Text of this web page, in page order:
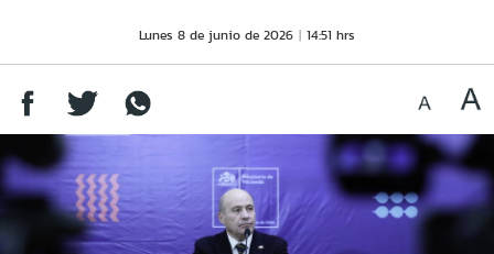
Lunes 8 de junio de 2026 14:51 hrs